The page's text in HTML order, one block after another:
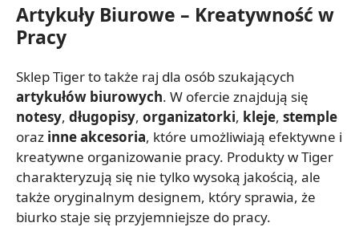
Artykuły Biurowe – Kreatywność w
Pracy
Sklep Tiger to także raj dla osób szukających
artykułów biurowych. W ofercie znajdują się
notesy, długopisy, organizatorki, kleje, stemple
oraz inne akcesoria, które umożliwiają efektywne i
kreatywne organizowanie pracy. Produkty w Tiger
charakteryzują się nie tylko wysoką jakością, ale
także oryginalnym designem, który sprawia, że
biurko staje się przyjemniejsze do pracy.